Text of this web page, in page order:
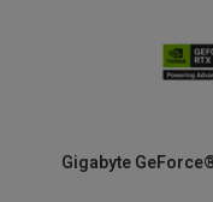
Gigabyte